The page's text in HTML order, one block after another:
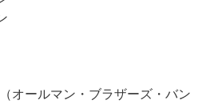
オールマン・ブラザーズ・バン